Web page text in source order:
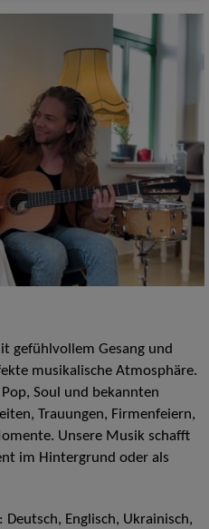
gefühlvollem Gesang und
musikalische Atmosphäre.
Soul und bekannten
Trauungen, Firmenfeiern,
Unsere Musik schafft
im Hintergrund oder als
Deutsch, Englisch, Ukrainisch,